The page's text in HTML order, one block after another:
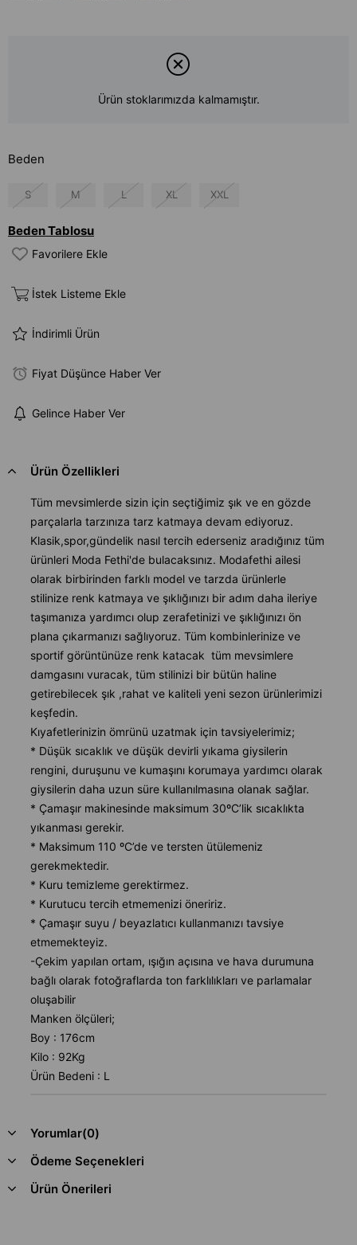
Ürün stoklarımızda kalmamıştır.
Beden
S M L XL XXL
Beden Tablosu
Favorilere Ekle
İstek Listeme Ekle
İndirimli Ürün
Fiyat Düşünce Haber Ver
Gelince Haber Ver
Ürün Özellikleri
Tüm mevsimlerde sizin için seçtiğimiz şık ve en gözde
parçalarla tarzınıza tarz katmaya devam ediyoruz.
Klasik,spor,gündelik nasıl tercih ederseniz aradığınız tüm
ürünleri Moda Fethi'de bulacaksınız. Modafethi ailesi
olarak birbirinden farklı model ve tarzda ürünlerle
stilinize renk katmaya ve şıklığınızı bir adım daha ileriye
taşımanıza yardımcı olup zerafetinizi ve şıklığınızı ön
plana çıkarmanızı sağlıyoruz. Tüm kombinlerinize ve
sportif görüntünüze renk katacak tüm mevsimlere
damgasını vuracak, tüm stilinizi bir bütün haline
getirebilecek şık ,rahat ve kaliteli yeni sezon ürünlerimizi
keşfedin.
Kıyafetlerinizin ömrünü uzatmak için tavsiyelerimiz;
* Düşük sıcaklık ve düşük devirli yıkama giysilerin
rengini, duruşunu ve kumaşını korumaya yardımcı olarak
giysilerin daha uzun süre kullanılmasına olanak sağlar.
* Çamaşır makinesinde maksimum 30ºC’lik sıcaklıkta
yıkanması gerekir.
* Maksimum 110 ºC’de ve tersten ütülemeniz
gerekmektedir.
* Kuru temizleme gerektirmez.
* Kurutucu tercih etmemenizi öneririz.
* Çamaşır suyu / beyazlatıcı kullanmanızı tavsiye
etmemekteyiz.
-Çekim yapılan ortam, ışığın açısına ve hava durumuna
bağlı olarak fotoğraflarda ton farklılıkları ve parlamalar
oluşabilir
Manken ölçüleri;
Boy : 176cm
Kilo : 92Kg
Ürün Bedeni : L
Yorumlar(0)
Ödeme Seçenekleri
Ürün Önerileri